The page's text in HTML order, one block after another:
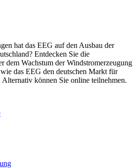
hat das EEG auf den Ausbau der
Entdecken Sie die
dem Wachstum der Windstromerzeugung
das EEG den deutschen Markt für
Alternativ können Sie online teilnehmen.